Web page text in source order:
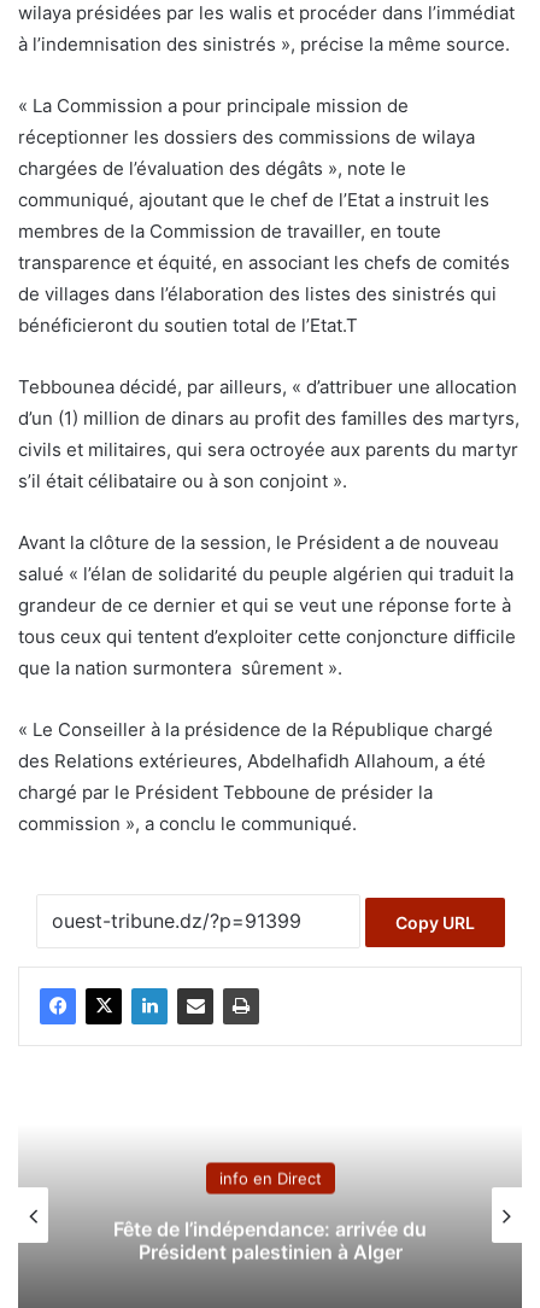
wilaya présidées par les walis et procéder dans l’immédiat
à l’indemnisation des sinistrés », précise la même source.
« La Commission a pour principale mission de
réceptionner les dossiers des commissions de wilaya
chargées de l’évaluation des dégâts », note le
communiqué, ajoutant que le chef de l’Etat a instruit les
membres de la Commission de travailler, en toute
transparence et équité, en associant les chefs de comités
de villages dans l’élaboration des listes des sinistrés qui
bénéficieront du soutien total de l’Etat.T
Tebbounea décidé, par ailleurs, « d’attribuer une allocation
d’un (1) million de dinars au profit des familles des martyrs,
civils et militaires, qui sera octroyée aux parents du martyr
s’il était célibataire ou à son conjoint ».
Avant la clôture de la session, le Président a de nouveau
salué « l’élan de solidarité du peuple algérien qui traduit la
grandeur de ce dernier et qui se veut une réponse forte à
tous ceux qui tentent d’exploiter cette conjoncture difficile
que la nation surmontera sûrement ».
« Le Conseiller à la présidence de la République chargé
des Relations extérieures, Abdelhafidh Allahoum, a été
chargé par le Président Tebboune de présider la
commission », a conclu le communiqué.
Copy URL
info en Direct
Fête de l’indépendance: arrivée du
Président palestinien à Alger